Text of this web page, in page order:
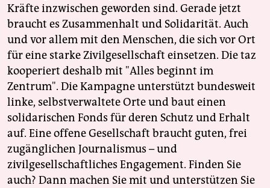
Kräfte inzwischen geworden sind. Gerade jetzt
braucht es Zusammenhalt und Solidarität. Auch
und vor allem mit den Menschen, die sich vor Ort
für eine starke Zivilgesellschaft einsetzen. Die taz
kooperiert deshalb mit "Alles beginnt im
Zentrum". Die Kampagne unterstützt bundesweit
linke, selbstverwaltete Orte und baut einen
solidarischen Fonds für deren Schutz und Erhalt
auf. Eine offene Gesellschaft braucht guten, frei
zugänglichen Journalismus – und
zivilgesellschaftliches Engagement. Finden Sie
auch? Dann machen Sie mit und unterstützen Sie